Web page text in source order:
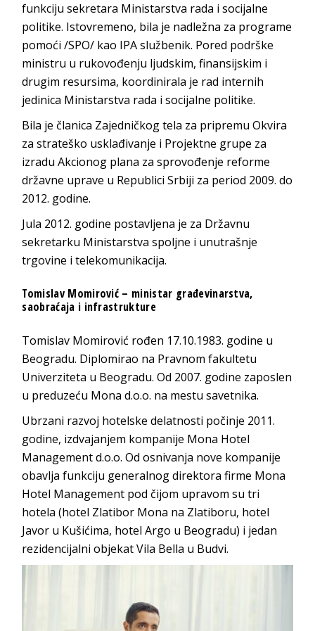
funkciju sekretara Ministarstva rada i socijalne
politike. Istovremeno, bila je nadležna za programe
pomoći /SPO/ kao IPA službenik. Pored podrške
ministru u rukovođenju ljudskim, finansijskim i
drugim resursima, koordinirala je rad internih
jedinica Ministarstva rada i socijalne politike.
Bila je članica Zajedničkog tela za pripremu Okvira
za strateško usklađivanje i Projektne grupe za
izradu Akcionog plana za sprovođenje reforme
državne uprave u Republici Srbiji za period 2009. do
2012. godine.
Jula 2012. godine postavljena je za Državnu
sekretarku Ministarstva spoljne i unutrašnje
trgovine i telekomunikacija.
Tomislav Momirović – ministar građevinarstva,
saobraćaja i infrastrukture
Tomislav Momirović rođen 17.10.1983. godine u
Beogradu. Diplomirao na Pravnom fakultetu
Univerziteta u Beogradu. Od 2007. godine zaposlen
u preduzeću Mona d.o.o. na mestu savetnika.
Ubrzani razvoj hotelske delatnosti počinje 2011.
godine, izdvajanjem kompanije Mona Hotel
Management d.o.o. Od osnivanja nove kompanije
obavlja funkciju generalnog direktora firme Mona
Hotel Management pod čijom upravom su tri
hotela (hotel Zlatibor Mona na Zlatiboru, hotel
Javor u Kušićima, hotel Argo u Beogradu) i jedan
rezidencijalni objekat Vila Bella u Budvi.